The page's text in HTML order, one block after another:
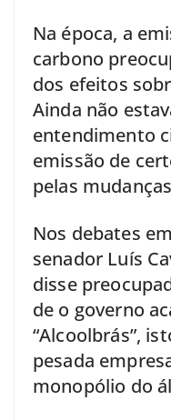
Na época, a
carbono
dos efeitos
Ainda não
entendimento
emissão de
pelas
Nos debates
senador Luís
disse
de o governo
“Alcoolbrás”,
pesada
monopólio do